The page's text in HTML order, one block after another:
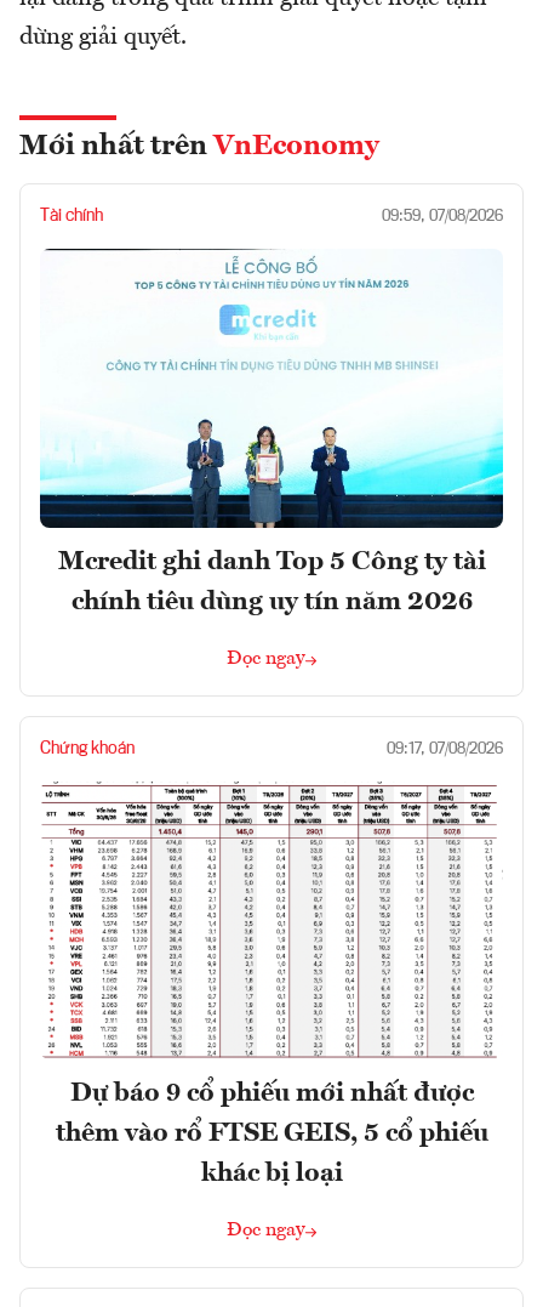
dừng giải quyết.
Mới nhất trên VnEconomy
Tài chính 09:59, 07/08/2026
Mcredit ghi danh Top 5 Công ty tài
chính tiêu dùng uy tín năm 2026
Đọc ngay
Chứng khoán 09:17, 07/08/2026
Dự báo 9 cổ phiếu mới nhất được
thêm vào rổ FTSE GEIS, 5 cổ phiếu
khác bị loại
Đọc ngay